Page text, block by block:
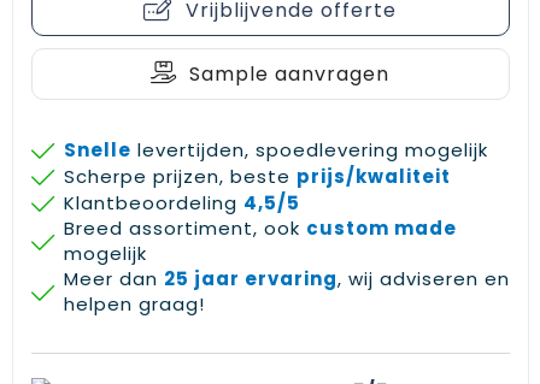
Vrijblijvende offerte
Sample aanvragen
Snelle levertijden, spoedlevering mogelijk
Scherpe prijzen, beste prijs/kwaliteit
Klantbeoordeling 4,5/5
Breed assortiment, ook custom made
mogelijk
Meer dan 25 jaar ervaring, wij adviseren en
helpen graag!